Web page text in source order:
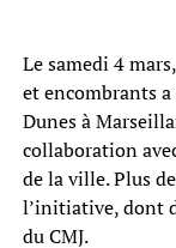
Le samedi 4
et encombrants
Dunes à
collaboration
de la ville. Plus
l’initiative, dont
du CMJ.